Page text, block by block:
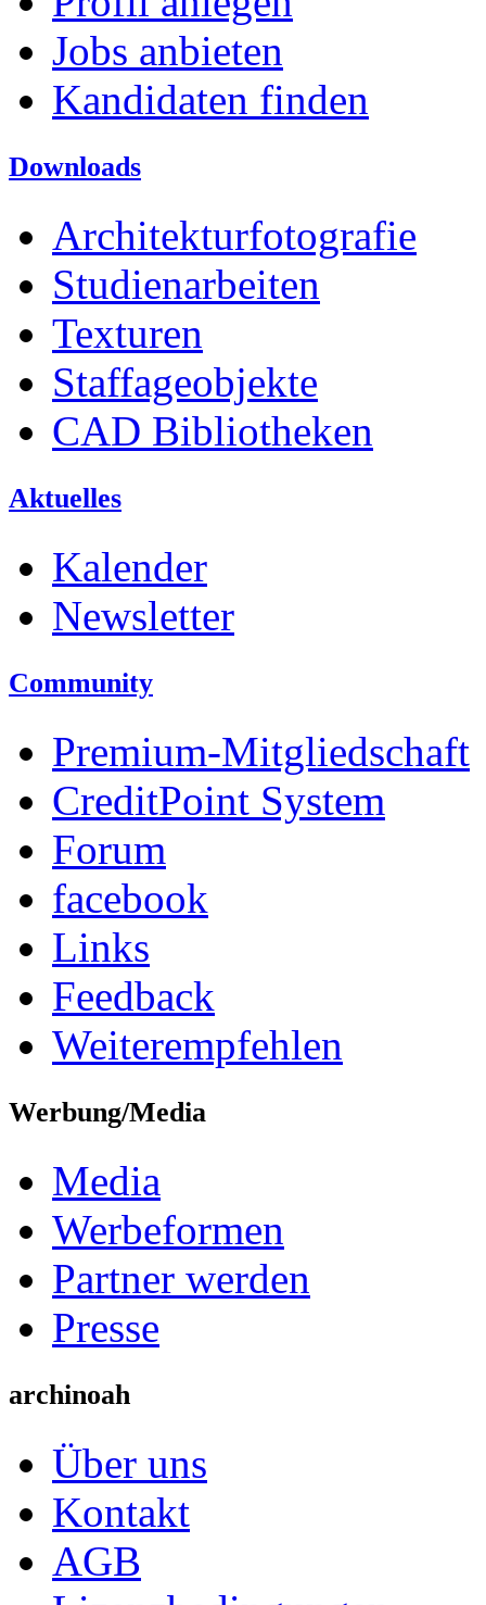
Jobs anbieten
Kandidaten finden
Downloads
Architekturfotografie
Studienarbeiten
Texturen
Staffageobjekte
CAD Bibliotheken
Aktuelles
Kalender
Newsletter
Community
Premium-Mitgliedschaft
CreditPoint System
Forum
facebook
Links
Feedback
Weiterempfehlen
Werbung/Media
Media
Werbeformen
Partner werden
Presse
archinoah
Über uns
Kontakt
AGB